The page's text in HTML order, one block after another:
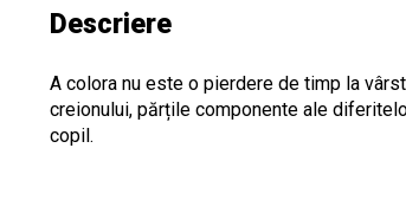
Descriere
A colora nu este o pierdere de timp la
creionului, părțile componente ale
copil.